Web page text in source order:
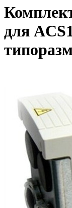
для